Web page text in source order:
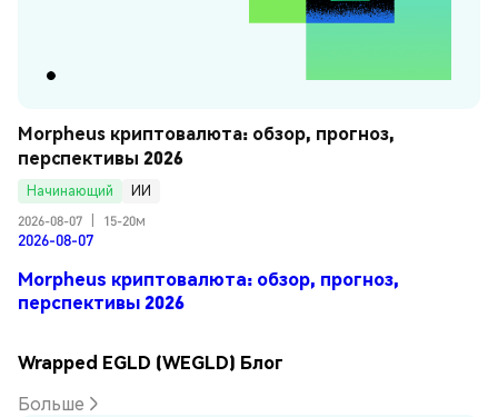
Morpheus криптовалюта: обзор, прогноз,
перспективы 2026
Начинающий
ИИ
2026-08-07
15-20м
2026-08-07
Morpheus криптовалюта: обзор, прогноз,
перспективы 2026
Wrapped EGLD (WEGLD) Блог
Больше